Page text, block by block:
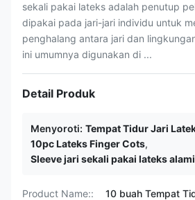
sekali pakai lateks adalah penutup
dipakai pada jari-jari individu untuk
penghalang antara jari dan
ini umumnya digunakan di ...
Detail Produk
Menyoroti: Tempat Tidur Jari
10pc Lateks Finger Cots,
Sleeve jari sekali pakai lateks alami
Product Name::
10 buah Tempat